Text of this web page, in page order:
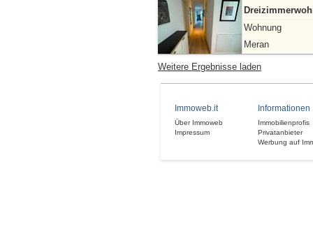
Wohnung
Meran
Weitere Ergebnisse laden
Immoweb.it
Über Immoweb
Impressum
Informationen
Immobilienprofis
Privatanbieter
Werbung auf